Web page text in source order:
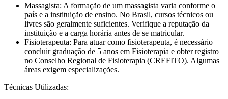
Massagista: A formação de um massagista varia conforme o
país e a instituição de ensino. No Brasil, cursos técnicos ou
livres são geralmente suficientes. Verifique a reputação da
instituição e a carga horária antes de se matricular.
Fisioterapeuta: Para atuar como fisioterapeuta, é necessário
concluir graduação de 5 anos em Fisioterapia e obter registro
no Conselho Regional de Fisioterapia (CREFITO). Algumas
áreas exigem especializações.
Técnicas Utilizadas: